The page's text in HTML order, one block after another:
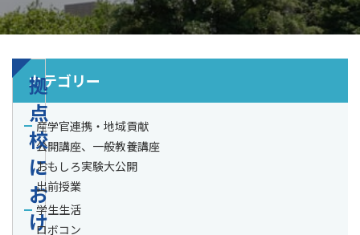
拠
点
校
に
お
け
カテゴリー
産学官連携・地域貢献
公開講座、一般教養講座
おもしろ実験大公開
出前授業
学生生活
ロボコン